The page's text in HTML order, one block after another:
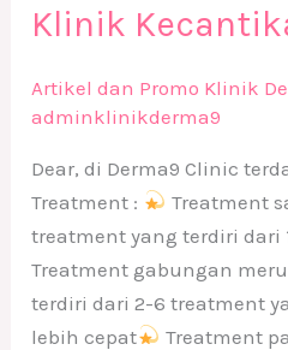
Klinik
Artikel dan Promo Klinik
adminklinikderma9
Dear, di Derma9 Clinic
Treatment :
Treatment
treatment yang terdiri dari
Treatment gabungan
terdiri dari 2-6 treatment
lebih cepat
Treatment